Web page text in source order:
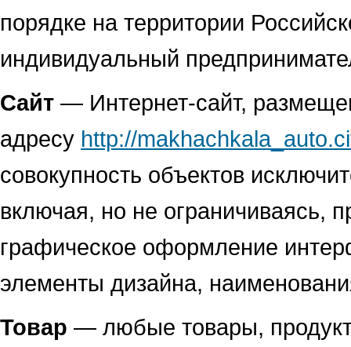
порядке на территории
индивидуальный
Сайт — Интернет-сайт,
адресу http://
совокупность объектов
включая, но не
графическое оформление
элементы дизайна,
Товар — любые товары,